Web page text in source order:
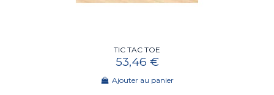
TIC TAC TOE
53,46 €
Ajouter au panier